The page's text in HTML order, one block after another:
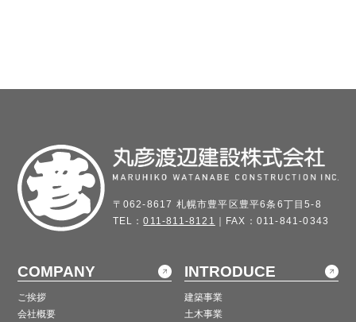
〒062-8617 札幌市豊平区豊平6条6丁目5-8
TEL：011-811-8121 ｜FAX：011-841-0343
COMPANY
ご挨拶
会社概要
INTRODUCE
建築事業
土木事業